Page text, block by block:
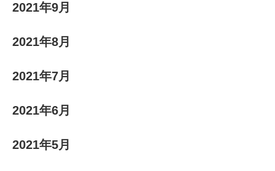
2021年9月
2021年8月
2021年7月
2021年6月
2021年5月